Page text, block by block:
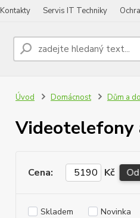
Kontakty Servis IT Techniky
Úvod Domácnost Dům a
Videotelefony
Cena: Kč Od
Skladem Novinka